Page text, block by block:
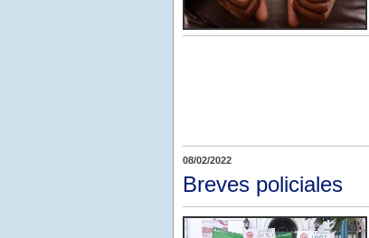
08/02/2022
Breves policiales